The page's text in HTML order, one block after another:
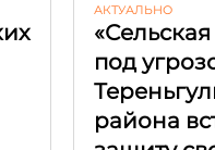
АКТУАЛЬНО
под
района